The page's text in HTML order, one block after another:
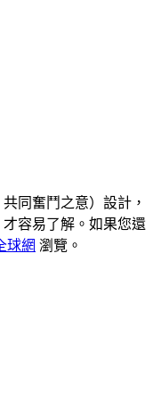
同奮鬥之意）設計，
容易了解。如果您還
球網 瀏覽。